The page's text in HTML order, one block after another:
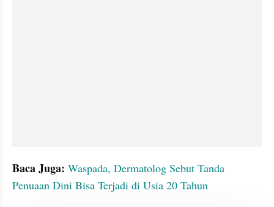
Baca Juga: Waspada, Dermatolog Sebut Tanda
Penuaan Dini Bisa Terjadi di Usia 20 Tahun